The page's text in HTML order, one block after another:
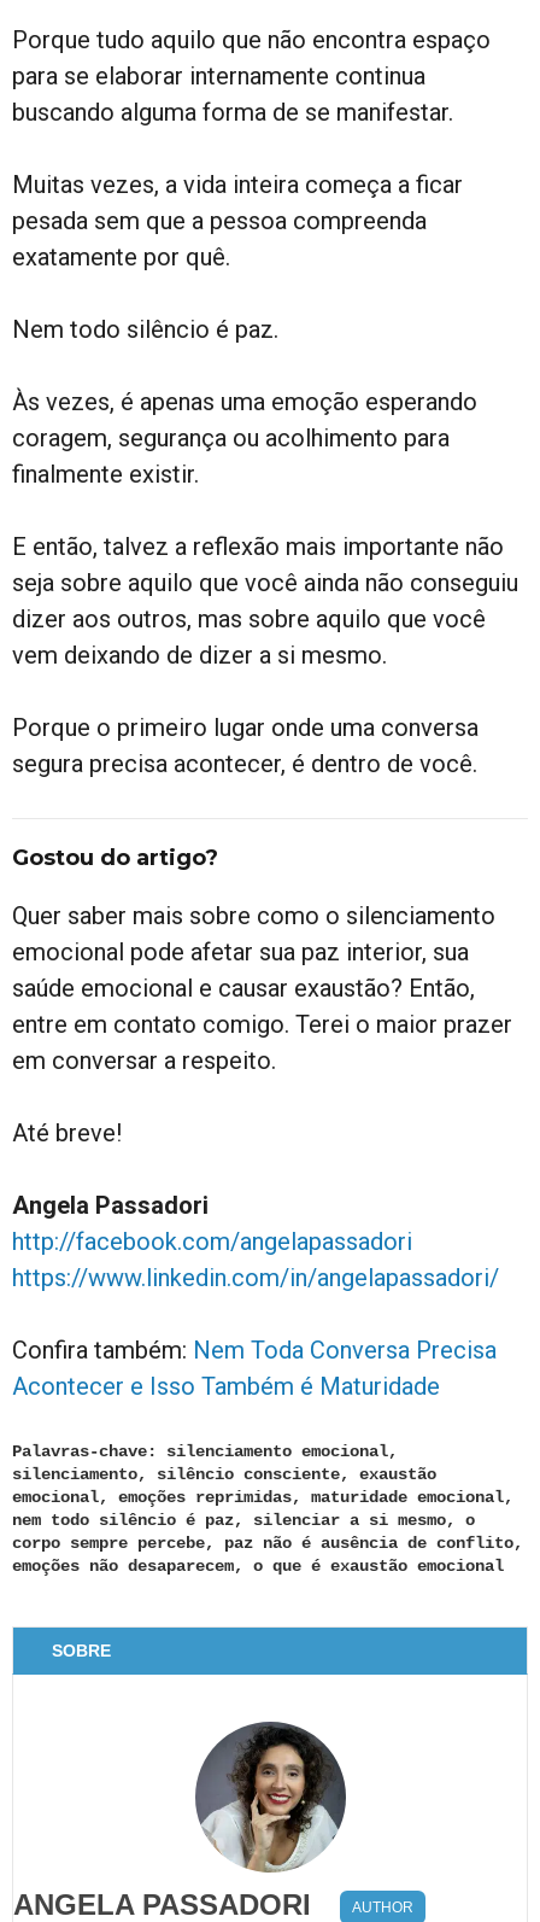
Porque tudo aquilo que não encontra espaço
para se elaborar internamente continua
buscando alguma forma de se manifestar.
Muitas vezes, a vida inteira começa a ficar
pesada sem que a pessoa compreenda
exatamente por quê.
Nem todo silêncio é paz.
Às vezes, é apenas uma emoção esperando
coragem, segurança ou acolhimento para
finalmente existir.
E então, talvez a reflexão mais importante não
seja sobre aquilo que você ainda não conseguiu
dizer aos outros, mas sobre aquilo que você
vem deixando de dizer a si mesmo.
Porque o primeiro lugar onde uma conversa
segura precisa acontecer, é dentro de você.
Gostou do artigo?
Quer saber mais sobre como o silenciamento
emocional pode afetar sua paz interior, sua
saúde emocional e causar exaustão? Então,
entre em contato comigo. Terei o maior prazer
em conversar a respeito.
Até breve!
Angela Passadori
http://facebook.com/angelapassadori
https://www.linkedin.com/in/angelapassadori/
Confira também: Nem Toda Conversa Precisa
Acontecer e Isso Também é Maturidade
Palavras-chave: silenciamento emocional,
silenciamento, silêncio consciente, exaustão
emocional, emoções reprimidas, maturidade emocional,
nem todo silêncio é paz, silenciar a si mesmo, o
corpo sempre percebe, paz não é ausência de conflito,
emoções não desaparecem, o que é exaustão emocional
SOBRE
ANGELA PASSADORI AUTHOR